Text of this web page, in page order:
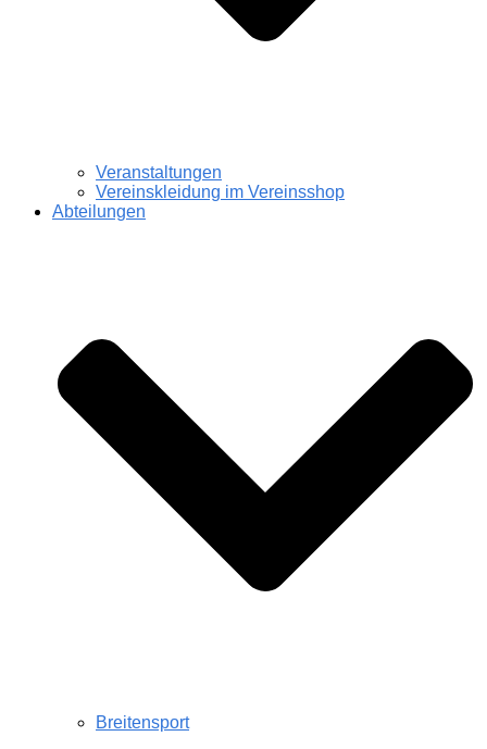
Veranstaltungen
Vereinskleidung im Vereinsshop
Abteilungen
Breitensport